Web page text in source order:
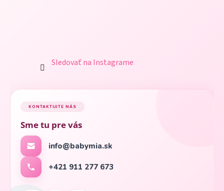
Sledovať na Instagrame
KONTAKTUJTE NÁS
Sme tu pre vás
info@babymia.sk
+421 911 277 673